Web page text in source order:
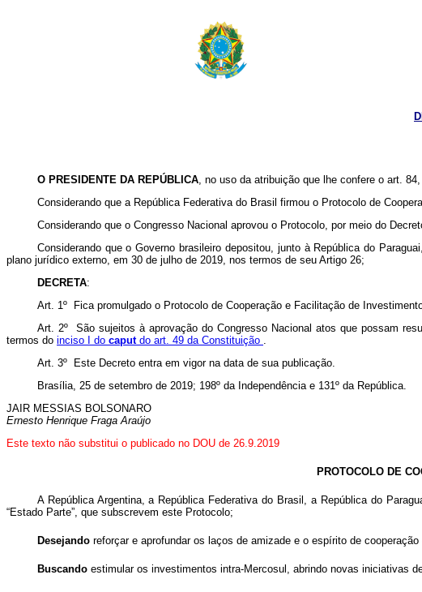
O PRESIDENTE DA REPÚBLICA, no uso da atribuição que lhe confere o art. 84,
Considerando que a República Federativa do Brasil firmou o Protocolo de
Considerando que o Congresso Nacional aprovou o Protocolo, por meio do
Considerando que o Governo brasileiro depositou, junto à República do
plano jurídico externo, em 30 de julho de 2019, nos termos de seu Artigo 26;
DECRETA:
Art. 1º Fica promulgado o Protocolo de Cooperação e Facilitação de
Art. 2º São sujeitos à aprovação do Congresso Nacional atos que possam
termos do inciso I do caput do art. 49 da Constituição .
Art. 3º Este Decreto entra em vigor na data de sua publicação.
Brasília, 25 de setembro de 2019; 198º da Independência e 131º da República.
JAIR MESSIAS BOLSONARO
Ernesto Henrique Fraga Araújo
Este texto não substitui o publicado no DOU de 26.9.2019
PROTOCOLO DE
A República Argentina, a República Federativa do Brasil, a República do
“Estado Parte”, que subscrevem este Protocolo;
Desejandoreforçar e aprofundar os laços de amizade e o espírito de
Buscando estimular os investimentos intra-Mercosul, abrindo novas iniciativas